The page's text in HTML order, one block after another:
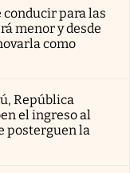
conducir para las
menor y desde
como
República
el ingreso al
posterguen la